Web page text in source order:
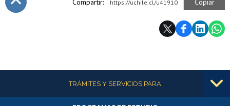
Compartir: https://uchile.cl/u41910 Copiar
Más informaciónTRÁMITES Y SERVICIOS PARA